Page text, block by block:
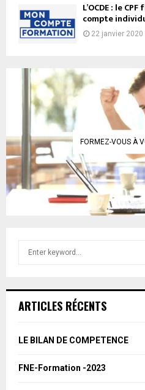
L’OCDE : le
compte
22 janvier 2020
FORMEZ-VOUS À
h
o
:
ARTICLES RÉCENTS
LE BILAN DE COMPETENCE
FNE-Formation -2023